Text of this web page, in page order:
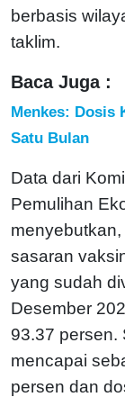
berbasis
taklim.
Baca Juga :
Menkes: Dosis
Satu Bulan
Data dari
Pemulihan
sasaran
yang sudah
Desember
93.37 persen.
mencapai
persen dan